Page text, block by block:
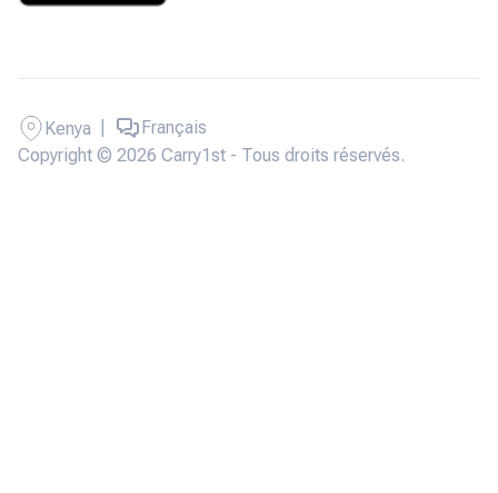
Copyright © 2026 Carry1st - Tous droits réservés.
Kenya Français